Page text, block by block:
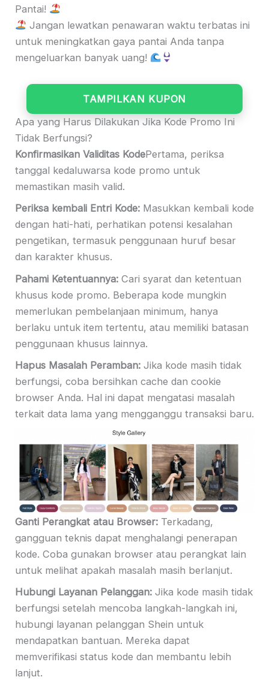
Pantai!
Jangan lewatkan penawaran waktu terbatas ini
untuk meningkatkan gaya pantai Anda tanpa
mengeluarkan banyak uang!
TAMPILKAN KUPON
Apa yang Harus Dilakukan Jika Kode Promo Ini
Tidak Berfungsi?
Konfirmasikan Validitas KodePertama, periksa
tanggal kedaluwarsa kode promo untuk
memastikan masih valid.
Periksa kembali Entri Kode: Masukkan kembali kode
dengan hati-hati, perhatikan potensi kesalahan
pengetikan, termasuk penggunaan huruf besar
dan karakter khusus.
Pahami Ketentuannya: Cari syarat dan ketentuan
khusus kode promo. Beberapa kode mungkin
memerlukan pembelanjaan minimum, hanya
berlaku untuk item tertentu, atau memiliki batasan
penggunaan khusus lainnya.
Hapus Masalah Peramban: Jika kode masih tidak
berfungsi, coba bersihkan cache dan cookie
browser Anda. Hal ini dapat mengatasi masalah
terkait data lama yang mengganggu transaksi baru.
Ganti Perangkat atau Browser: Terkadang,
gangguan teknis dapat menghalangi penerapan
kode. Coba gunakan browser atau perangkat lain
untuk melihat apakah masalah masih berlanjut.
Hubungi Layanan Pelanggan: Jika kode masih tidak
berfungsi setelah mencoba langkah-langkah ini,
hubungi layanan pelanggan Shein untuk
mendapatkan bantuan. Mereka dapat
memverifikasi status kode dan membantu lebih
lanjut.